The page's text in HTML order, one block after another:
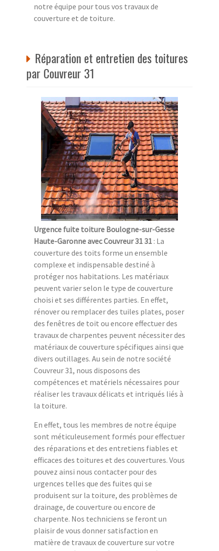
notre équipe pour tous vos travaux de
couverture et de toiture.
Réparation et entretien des toitures
par Couvreur 31
Urgence fuite toiture Boulogne-sur-Gesse
Haute-Garonne avec Couvreur 31 31 : La
couverture des toits forme un ensemble
complexe et indispensable destiné à
protéger nos habitations. Les matériaux
peuvent varier selon le type de couverture
choisi et ses différentes parties. En effet,
rénover ou remplacer des tuiles plates, poser
des fenêtres de toit ou encore effectuer des
travaux de charpentes peuvent nécessiter des
matériaux de couverture spécifiques ainsi que
divers outillages. Au sein de notre société
Couvreur 31, nous disposons des
compétences et matériels nécessaires pour
réaliser les travaux délicats et intriqués liés à
la toiture.
En effet, tous les membres de notre équipe
sont méticuleusement formés pour effectuer
des réparations et des entretiens fiables et
efficaces des toitures et des couvertures. Vous
pouvez ainsi nous contacter pour des
urgences telles que des fuites qui se
produisent sur la toiture, des problèmes de
drainage, de couverture ou encore de
charpente. Nos techniciens se feront un
plaisir de vous donner satisfaction en
matière de travaux de couverture sur votre